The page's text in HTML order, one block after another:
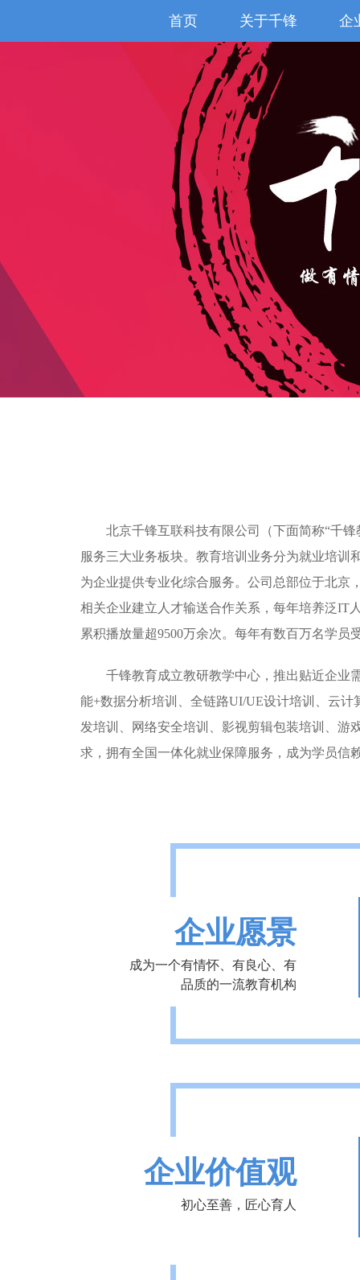
首页 关于千锋 企
北京千锋互联科技有限公司（下面简称“千
服务三大业务板块。教育培训业务分为就业培
为企业提供专业化综合服务。公司总部位于北京
相关企业建立人才输送合作关系，每年培养泛IT
累积播放量超9500万余次。每年有数百万名学
千锋教育成立教研教学中心，推出贴近企业
能+数据分析培训、全链路UI/UE设计培训、云
发培训、网络安全培训、影视剪辑包装培训、游
求，拥有全国一体化就业保障服务，成为学员信
企业愿景
成为一个有情怀、有良心、有
品质的一流教育机构
企业价值观
初心至善，匠心育人